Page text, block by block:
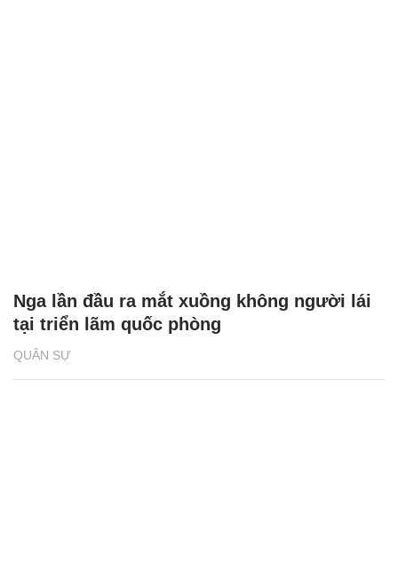
QUÂN SỰ
Nga lần đầu ra mắt xuồng không người lái
tại triển lãm quốc phòng